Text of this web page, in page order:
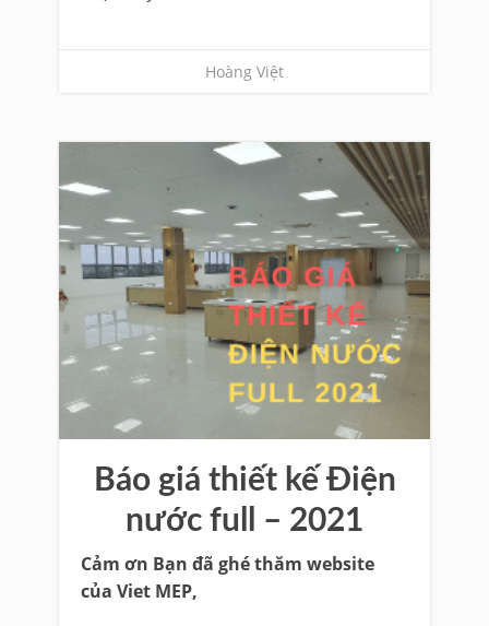
Hoàng Việt
Báo giá thiết kế Điện
nước full – 2021
Cảm ơn Bạn đã ghé thăm website
của Viet MEP,